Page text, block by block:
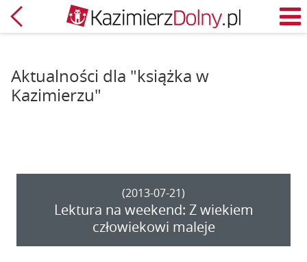
Powrót
Aktualności dla "książka w
Kazimierzu"
(2013-07-21)
Lektura na weekend: Z wiekiem
człowiekowi maleje